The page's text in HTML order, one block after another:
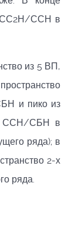
СС2Н/ССН в
из 5 ВП,
и пико из
ССН/СБН в
ряда); в
2-х
ряда.